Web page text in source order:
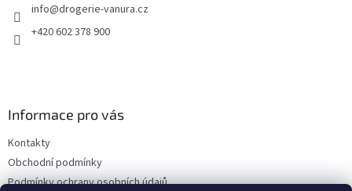
info@drogerie-vanura.cz
+420 602 378 900
Informace pro vás
Kontakty
Obchodní podmínky
Podmínky ochrany osobních údajů